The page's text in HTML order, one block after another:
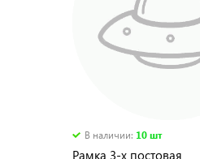
В наличии: 10 шт
Рамка 3-х постовая